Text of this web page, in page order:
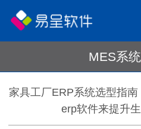
MES系
家具工厂ERP系统选型指
erp软件来提升